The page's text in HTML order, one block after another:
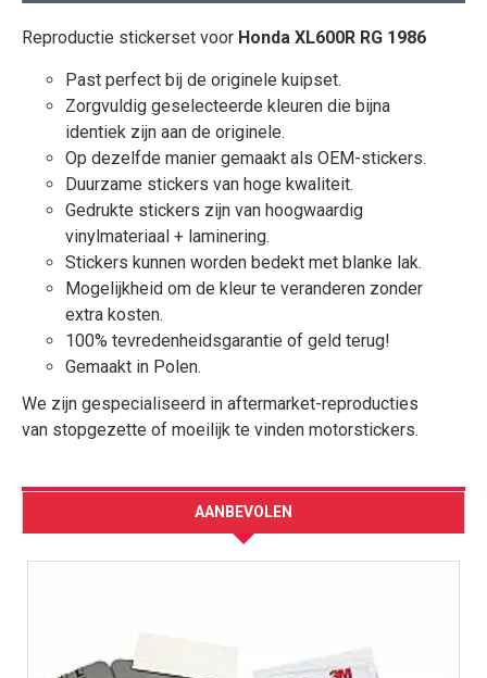
Reproductie stickerset voor Honda XL600R RG 1986
Past perfect bij de originele kuipset.
Zorgvuldig geselecteerde kleuren die bijna
identiek zijn aan de originele.
Op dezelfde manier gemaakt als OEM-stickers.
Duurzame stickers van hoge kwaliteit.
Gedrukte stickers zijn van hoogwaardig
vinylmateriaal + laminering.
Stickers kunnen worden bedekt met blanke lak.
Mogelijkheid om de kleur te veranderen zonder
extra kosten.
100% tevredenheidsgarantie of geld terug!
Gemaakt in Polen.
We zijn gespecialiseerd in aftermarket-reproducties
van stopgezette of moeilijk te vinden motorstickers.
AANBEVOLEN